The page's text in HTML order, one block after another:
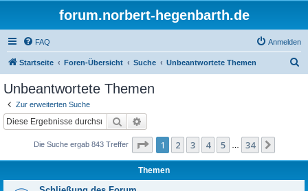
forum.norbert-hegenbarth.de
FAQ Anmelden
Startseite Foren-Übersicht Suche Unbeantwortete Themen
Unbeantwortete Themen
Zur erweiterten Suche
Suche
Die Suche ergab 843 Treffer Seite 1von 34
1 2 3 4 5 34
Themen